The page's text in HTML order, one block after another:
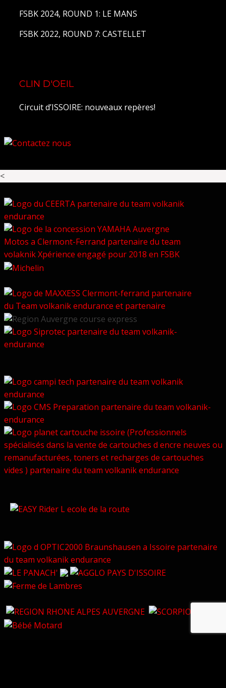
FSBK 2024, ROUND 1: LE MANS
FSBK 2022, ROUND 7: CASTELLET
CLIN D'OEIL
Circuit d’ISSOIRE: nouveaux repères!
<